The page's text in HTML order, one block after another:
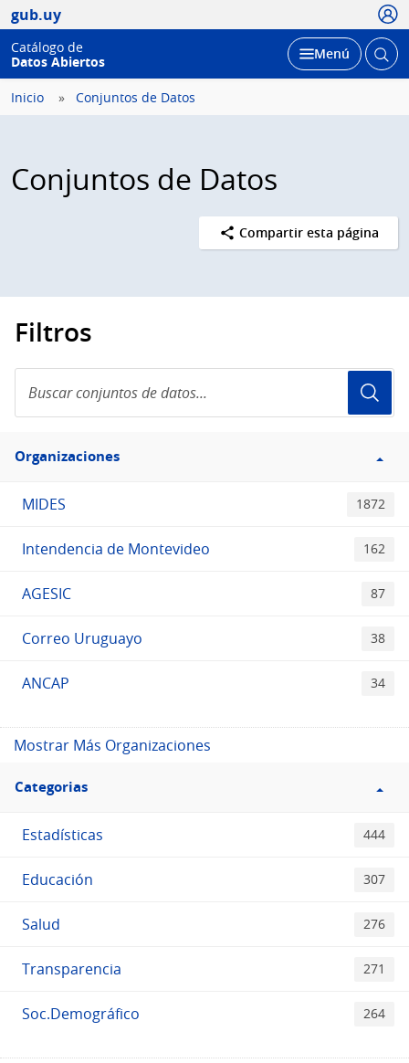
gub.uy
Catálogo de
Datos Abiertos
Desplegar
Menú Abrir
Inicio Conjuntos de Datos
Conjuntos de Datos
Compartir esta página
Filtros
conjuntos
de
Filtro
Organizaciones
Organizaciones
MIDES 1872
Intendencia de Montevideo 162
AGESIC 87
Correo Uruguayo 38
ANCAP 34
Mostrar Más Organizaciones
Filtro
Categorias
Categorias
Estadísticas 444
Educación 307
Salud 276
Transparencia 271
Soc.Demográfico 264